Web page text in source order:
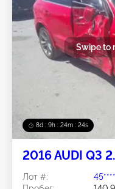
8d : 9h : 24m : 22s
Swipe to
2016 AUDI Q3
Лот #: